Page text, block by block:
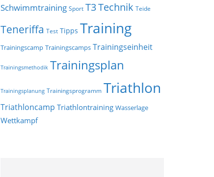
Schwimmtraining Sport T3Technik Teide
Teneriffa Test Tipps Training
Trainingscamp Trainingscamps Trainingseinheit
Trainingsmethodik Trainingsplan
Trainingsplanung Trainingsprogramm Triathlon
Triathloncamp Triathlontraining Wasserlage
Wettkampf